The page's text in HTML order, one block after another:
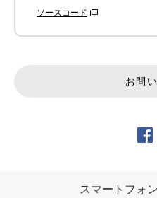
ソースコード
お問
スマートフォ